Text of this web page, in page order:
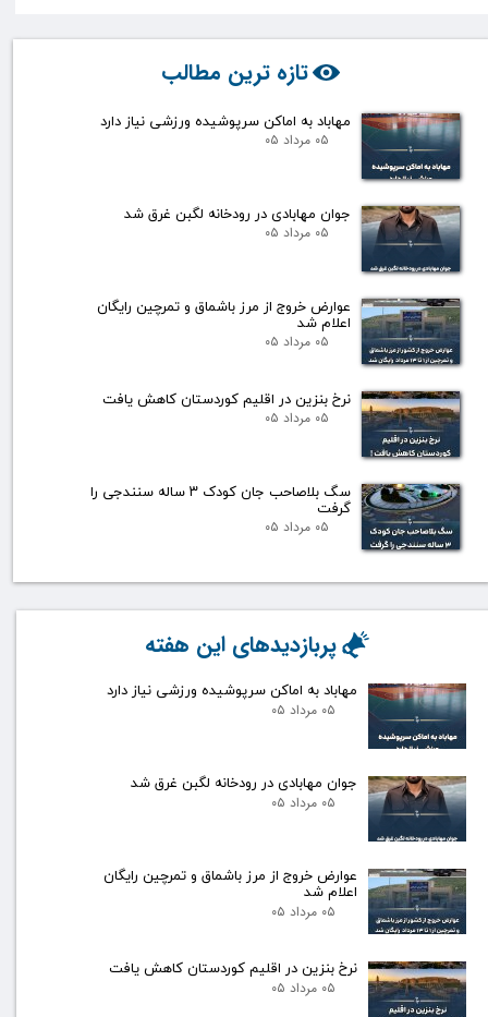
تازه ترین مطالب
مهاباد به اماکن سرپوشیده ورزشی نیاز دارد
۰۵ مرداد ۰۵
جوان مهابادی در رودخانه لگبن غرق شد
۰۵ مرداد ۰۵
عوارض خروج از مرز باشماق و تمرچین رایگان
اعلام شد
۰۵ مرداد ۰۵
نرخ بنزین در اقلیم کوردستان کاهش یافت
۰۵ مرداد ۰۵
سگ بلاصاحب جان کودک ۳ ساله سنندجی را
گرفت
۰۵ مرداد ۰۵
مهاباد به اماکن سرپوشیده ورزشی نیاز دارد
۰۵ مرداد ۰۵
جوان مهابادی در رودخانه لگبن غرق شد
۰۵ مرداد ۰۵
عوارض خروج از مرز باشماق و تمرچین رایگان
اعلام شد
۰۵ مرداد ۰۵
نرخ بنزین در اقلیم کوردستان کاهش یافت
۰۵ مرداد ۰۵
پربازدیدهای این هفته